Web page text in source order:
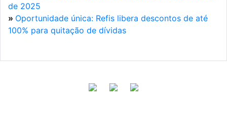
de 2025
» Oportunidade única: Refis libera descontos de até
100% para quitação de dívidas